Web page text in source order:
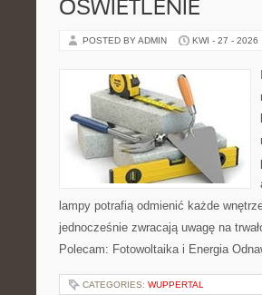
OŚWIETLENIE
POSTED BY ADMIN KWI - 27 - 2026
lampy potrafią odmienić każde
jednocześnie zwracają uwagę na
Polecam: Fotowoltaika i Energia
CATEGORIES: WUPPERTAL